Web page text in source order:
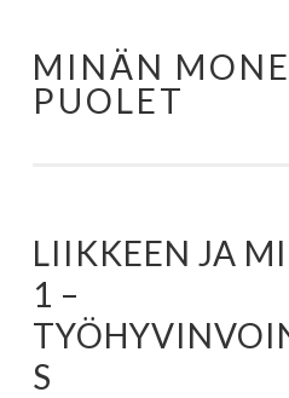
MINÄN
PUOLET
LIIKKEEN JA
1 –
S